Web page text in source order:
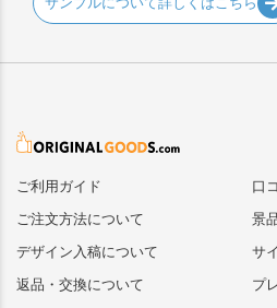
ご利用ガイド
ご注文方法について
デザイン入稿について
返品・交換について
口
景
サ
プ